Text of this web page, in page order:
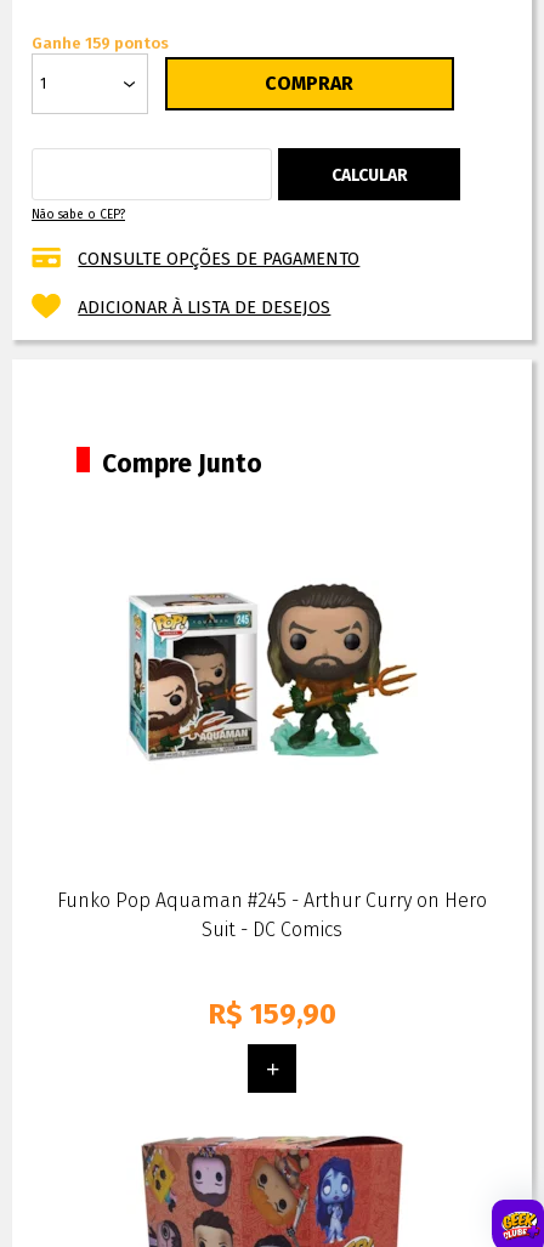
Ganhe 159 pontos
Não sabe o CEP?
CONSULTE OPÇÕES DE PAGAMENTO
ADICIONAR À LISTA DE DESEJOS
Compre Junto
Funko Pop Aquaman #245 - Arthur Curry on Hero
Suit - DC Comics
R$ 159,90